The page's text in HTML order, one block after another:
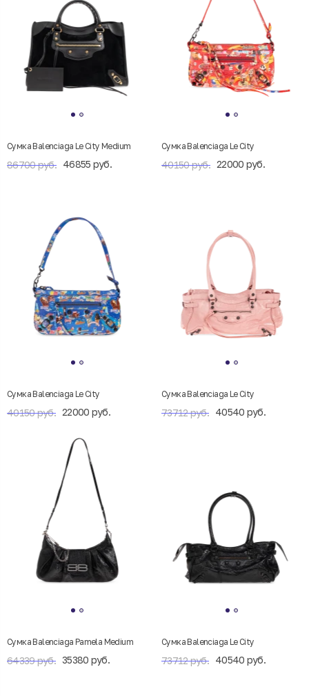
Сумка Balenciaga Le City Medium
86700 руб. 46855 руб.
Сумка Balenciaga Le City
40150 руб. 22000 руб.
Сумка Balenciaga Le City
40150 руб. 22000 руб.
Сумка Balenciaga Le City
73712 руб. 40540 руб.
Сумка Balenciaga Pamela Medium
64339 руб. 35380 руб.
Сумка Balenciaga Le City
73712 руб. 40540 руб.